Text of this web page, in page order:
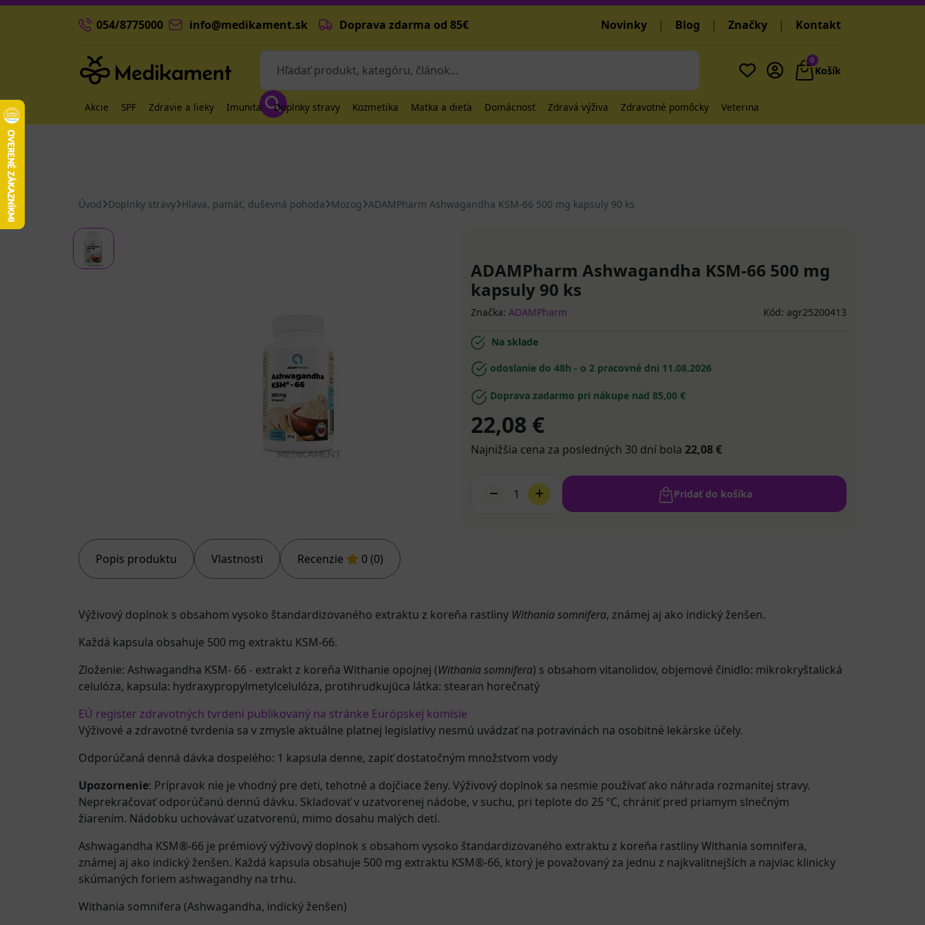
054/8775000 info@medikament.sk Doprava zdarma od 85€ Novinky | Blog | Značky | Kontakt
0
Košík
Akcie SPF Zdravie a lieky Imunita Doplnky stravy Kozmetika Matka a dieťa Domácnosť Zdravá výživa Zdravotné pomôcky Veterina
Úvod Doplnky stravy Hlava, pamäť, duševná pohoda Mozog ADAMPharm Ashwagandha KSM-66 500 mg kapsuly 90 ks
Popis produktu Vlastnosti Recenzie 0 (0)
ADAMPharm Ashwagandha KSM-66 500 mg
kapsuly 90 ks
Značka: ADAMPharm Kód: agr25200413
Na sklade
odoslanie do 48h - o 2 pracovné dni 11.08.2026
Doprava zadarmo pri nákupe nad 85,00 €
22,08 €
Najnižšia cena za posledných 30 dní bola 22,08 €
1 Pridať do košíka
Výživový doplnok s obsahom vysoko štandardizovaného extraktu z koreňa rastliny Withania somnifera, známej aj ako indický ženšen.
Každá kapsula obsahuje 500 mg extraktu KSM-66.
Zloženie: Ashwagandha KSM- 66 - extrakt z koreňa Withanie opojnej (Withania somnifera) s obsahom vitanolidov, objemové činidlo: mikrokryštalická
celulóza, kapsula: hydraxypropylmetylcelulóza, protihrudkujūca látka: stearan horečnatý
EÚ register zdravotných tvrdení publikovaný na stránke Európskej komisie
Výživové a zdravotné tvrdenia sa v zmysle aktuálne platnej legislatívy nesmú uvádzať na potravinách na osobitné lekárske účely.
Odporúčaná denná dávka dospelého: 1 kapsula denne, zapiť dostatočným množstvom vody
Upozornenie: Prípravok nie je vhodný pre deti, tehotné a dojčiace ženy. Výživový doplnok sa nesmie používať ako náhrada rozmanitej stravy.
Neprekračovať odporúčanú dennú dávku. Skladovať v uzatvorenej nádobe, v suchu, pri teplote do 25 ºC, chrániť pred priamym slnečným
žiarením. Nádobku uchovávať uzatvorenú, mimo dosahu malých detí.
Ashwagandha KSM®-66 je prémiový výživový doplnok s obsahom vysoko štandardizovaného extraktu z koreňa rastliny Withania somnifera,
známej aj ako indický ženšen. Každá kapsula obsahuje 500 mg extraktu KSM®-66, ktorý je považovaný za jednu z najkvalitnejších a najviac klinicky
skúmaných foriem ashwagandhy na trhu.
Withania somnifera (Ashwagandha, indický ženšen)